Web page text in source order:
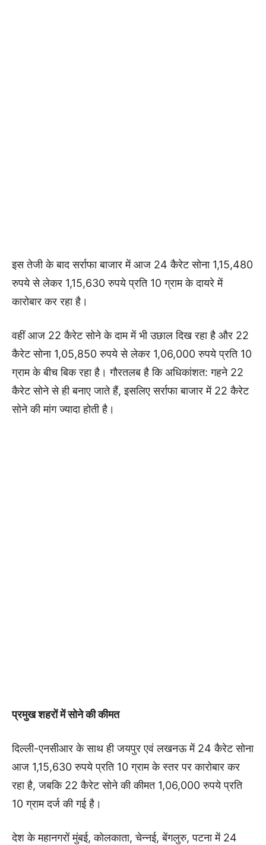
इस तेजी के बाद सर्राफा बाजार में आज 24 कैरेट सोना 1,15,480
रुपये से लेकर 1,15,630 रुपये प्रति 10 ग्राम के दायरे में
कारोबार कर रहा है।
वहीं आज 22 कैरेट सोने के दाम में भी उछाल दिख रहा है और 22
कैरेट सोना 1,05,850 रुपये से लेकर 1,06,000 रुपये प्रति 10
ग्राम के बीच बिक रहा है। गौरतलब है कि अधिकांशत: गहने 22
कैरेट सोने से ही बनाए जाते हैं, इसलिए सर्राफा बाजार में 22 कैरेट
सोने की मांग ज्यादा होती है।
प्रमुख शहरों में सोने की कीमत
दिल्ली-एनसीआर के साथ ही जयपुर एवं लखनऊ में 24 कैरेट सोना
आज 1,15,630 रुपये प्रति 10 ग्राम के स्तर पर कारोबार कर
रहा है, जबकि 22 कैरेट सोने की कीमत 1,06,000 रुपये प्रति
10 ग्राम दर्ज की गई है।
देश के महानगरों मुंबई, कोलकाता, चेन्नई, बेंगलुरु, पटना में 24